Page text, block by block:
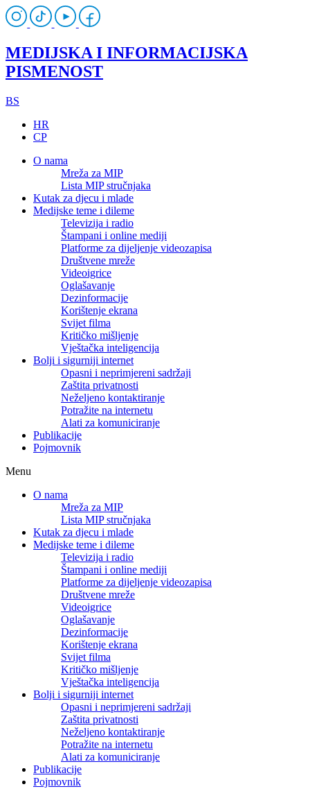
MEDIJSKA I INFORMACIJSKA
PISMENOST
BS
HR
CP
O nama
Mreža za MIP
Lista MIP stručnjaka
Kutak za djecu i mlade
Medijske teme i dileme
Televizija i radio
Štampani i online mediji
Platforme za dijeljenje videozapisa
Društvene mreže
Videoigrice
Oglašavanje
Dezinformacije
Korištenje ekrana
Svijet filma
Kritičko mišljenje
Vještačka inteligencija
Bolji i sigurniji internet
Opasni i neprimjereni sadržaji
Zaštita privatnosti
Neželjeno kontaktiranje
Potražite na internetu
Alati za komuniciranje
Publikacije
Pojmovnik
Menu
O nama
Mreža za MIP
Lista MIP stručnjaka
Kutak za djecu i mlade
Medijske teme i dileme
Televizija i radio
Štampani i online mediji
Platforme za dijeljenje videozapisa
Društvene mreže
Videoigrice
Oglašavanje
Dezinformacije
Korištenje ekrana
Svijet filma
Kritičko mišljenje
Vještačka inteligencija
Bolji i sigurniji internet
Opasni i neprimjereni sadržaji
Zaštita privatnosti
Neželjeno kontaktiranje
Potražite na internetu
Alati za komuniciranje
Publikacije
Pojmovnik